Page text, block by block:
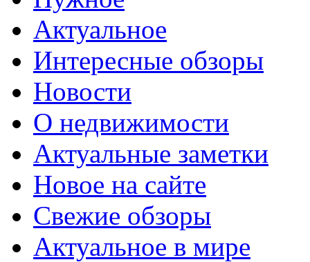
Актуальное
Интересные обзоры
Новости
О недвижимости
Актуальные заметки
Новое на сайте
Свежие обзоры
Актуальное в мире